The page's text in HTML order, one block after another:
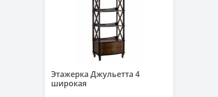
Этажерка Джульетта 4
широкая